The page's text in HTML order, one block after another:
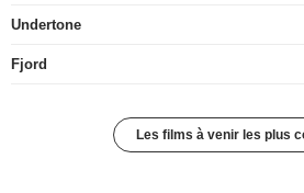
Undertone
Fjord
Les films à venir les plus